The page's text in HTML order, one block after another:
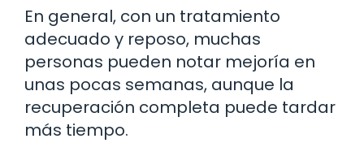
En general, con un tratamiento
adecuado y reposo, muchas
personas pueden notar mejoría en
unas pocas semanas, aunque la
recuperación completa puede tardar
más tiempo.